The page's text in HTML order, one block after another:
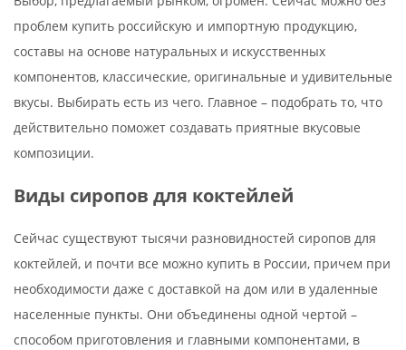
проблем купить российскую и импортную продукцию,
составы на основе натуральных и искусственных
компонентов, классические, оригинальные и удивительные
вкусы. Выбирать есть из чего. Главное – подобрать то, что
действительно поможет создавать приятные вкусовые
композиции.
Виды сиропов для коктейлей
Сейчас существуют тысячи разновидностей сиропов для
коктейлей, и почти все можно купить в России, причем при
необходимости даже с доставкой на дом или в удаленные
населенные пункты. Они объединены одной чертой –
способом приготовления и главными компонентами, в